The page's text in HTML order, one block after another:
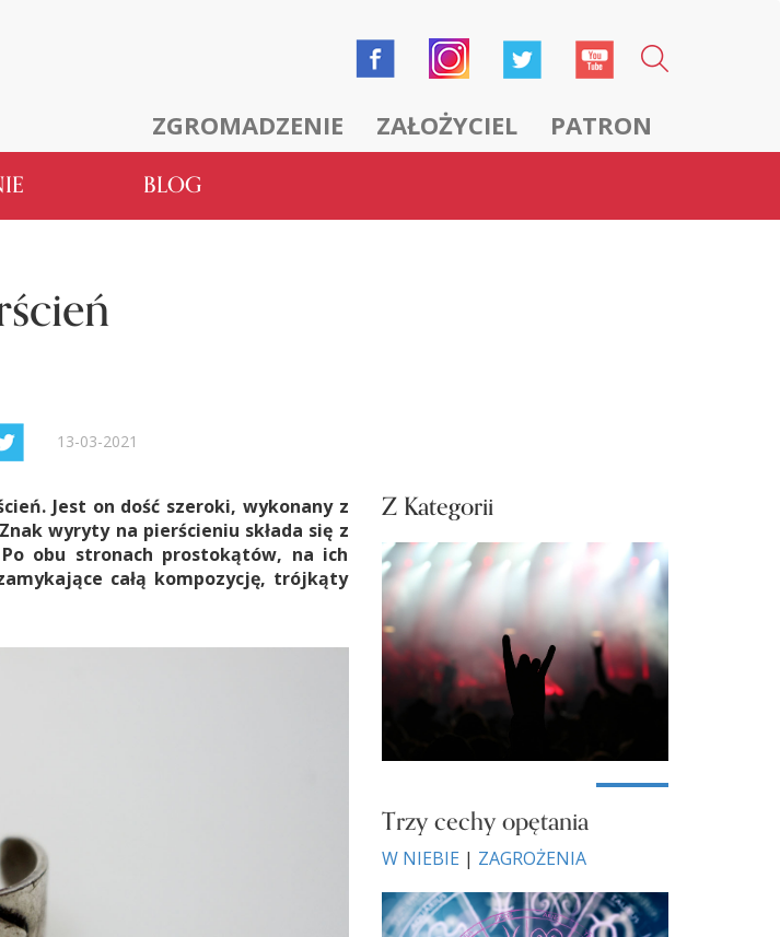
ZGROMADZENIE ZAŁOŻYCIEL PATRON
BLOG
13-03-2021
Jest on dość szeroki, wykonany z
wyryty na pierścieniu składa się z
obu stronach prostokątów, na ich
całą kompozycję, trójkąty
Z Kategorii
Trzy cechy opętania
W NIEBIE | ZAGROŻENIA